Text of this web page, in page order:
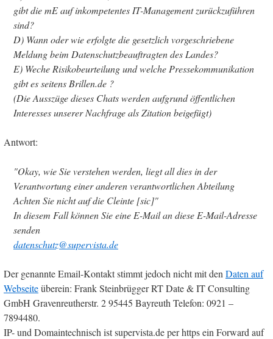
gibt die mE auf inkompetentes IT-Management zurückzuführen
sind?
D) Wann oder wie erfolgte die gesetzlich vorgeschriebene
Meldung beim Datenschutzbeauftragten des Landes?
E) Weche Risikobeurteilung und welche Pressekommunikation
gibt es seitens Brillen.de ?
(Die Ausszüge dieses Chats werden aufgrund öffentlichen
Interesses unserer Nachfrage als Zitation beigefügt)
Antwort:
"Okay, wie Sie verstehen werden, liegt all dies in der
Verantwortung einer anderen verantwortlichen Abteilung
Achten Sie nicht auf die Cleinte [sic]"
In diesem Fall können Sie eine E-Mail an diese E-Mail-Adresse
senden
datenschutz@supervista.de
Der genannte Email-Kontakt stimmt jedoch nicht mit den Daten auf
Webseiteüberein: Frank Steinbrügger RT Date & IT Consulting
GmbH Gravenreutherstr. 2 95445 Bayreuth Telefon: 0921 –
7894480.
IP- und Domaintechnisch ist supervista.de per https ein Forward auf